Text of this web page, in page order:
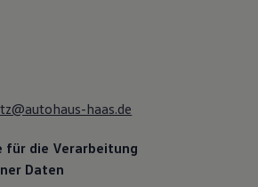
haas.de
für die Verarbeitung
Daten